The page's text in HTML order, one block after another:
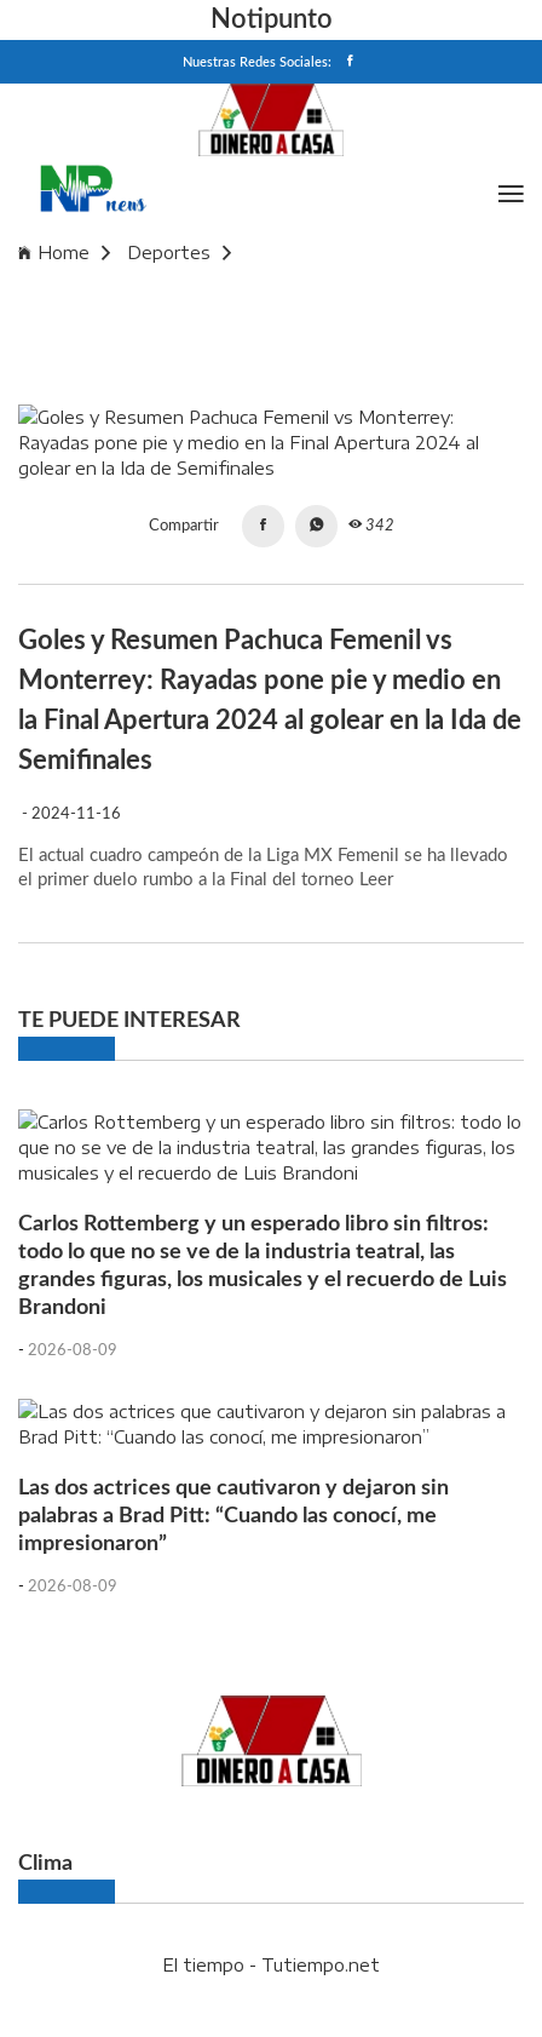
Notipunto
Nuestras Redes Sociales:
Home
Deportes
Compartir 342
Goles y Resumen Pachuca Femenil vs
Monterrey: Rayadas pone pie y medio en
la Final Apertura 2024 al golear en la Ida de
Semifinales
- 2024-11-16
El actual cuadro campeón de la Liga MX Femenil se ha llevado
el primer duelo rumbo a la Final del torneo Leer
TE PUEDE INTERESAR
Carlos Rottemberg y un esperado libro sin filtros:
todo lo que no se ve de la industria teatral, las
grandes figuras, los musicales y el recuerdo de Luis
Brandoni
- 2026-08-09
Las dos actrices que cautivaron y dejaron sin
palabras a Brad Pitt: “Cuando las conocí, me
impresionaron”
- 2026-08-09
Clima
El tiempo - Tutiempo.net